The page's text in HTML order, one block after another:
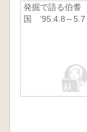
発掘で語る伯耆
国 ’95.4.8～5.7